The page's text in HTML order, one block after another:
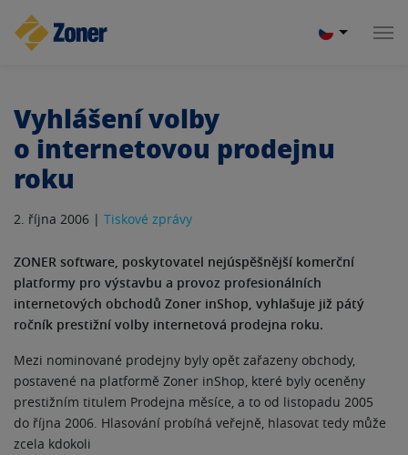
Vyhlášení volby
o internetovou prodejnu
roku
2. října 2006 | Tiskové zprávy
ZONER software, poskytovatel nejúspěšnější komerční
platformy pro výstavbu a provoz profesionálních
internetových obchodů Zoner inShop, vyhlašuje již pátý
ročník prestižní volby internetová prodejna roku.
Mezi nominované prodejny byly opět zařazeny obchody,
postavené na platformě Zoner inShop, které byly oceněny
prestižním titulem Prodejna měsíce, a to od listopadu 2005
do října 2006. Hlasování probíhá veřejně, hlasovat tedy může
zcela kdokoli